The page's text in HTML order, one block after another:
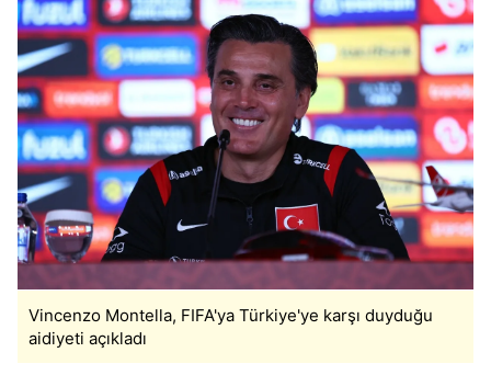
Vincenzo Montella, FIFA'ya Türkiye'ye karşı duyduğu
aidiyeti açıkladı